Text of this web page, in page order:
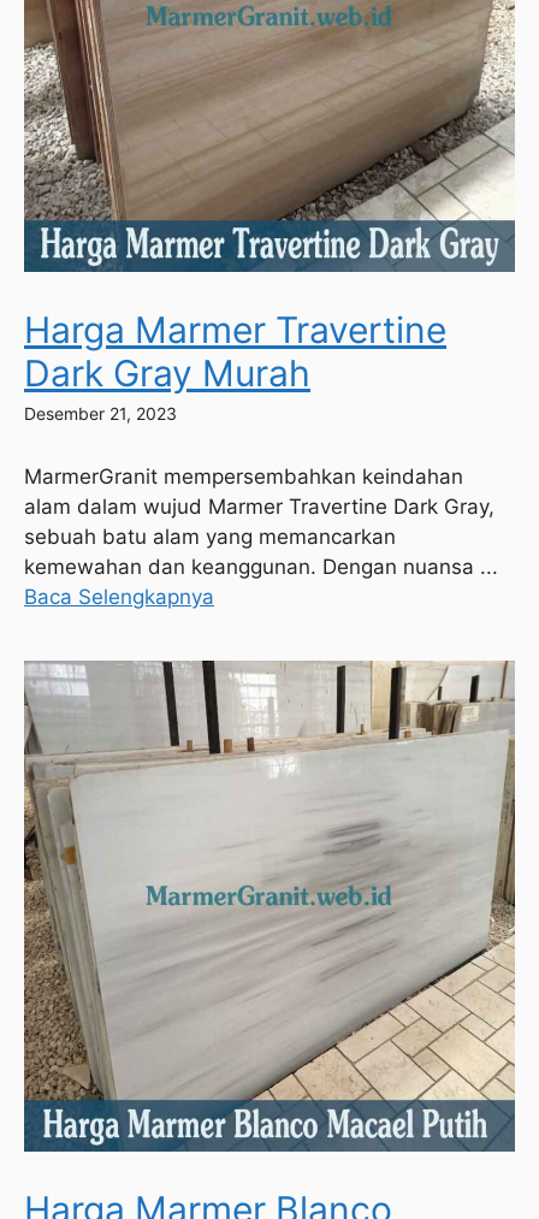
Harga Marmer Travertine
Dark Gray Murah
Desember 21, 2023
MarmerGranit mempersembahkan keindahan
alam dalam wujud Marmer Travertine Dark Gray,
sebuah batu alam yang memancarkan
kemewahan dan keanggunan. Dengan nuansa ...
Baca Selengkapnya
Harga Marmer Blanco